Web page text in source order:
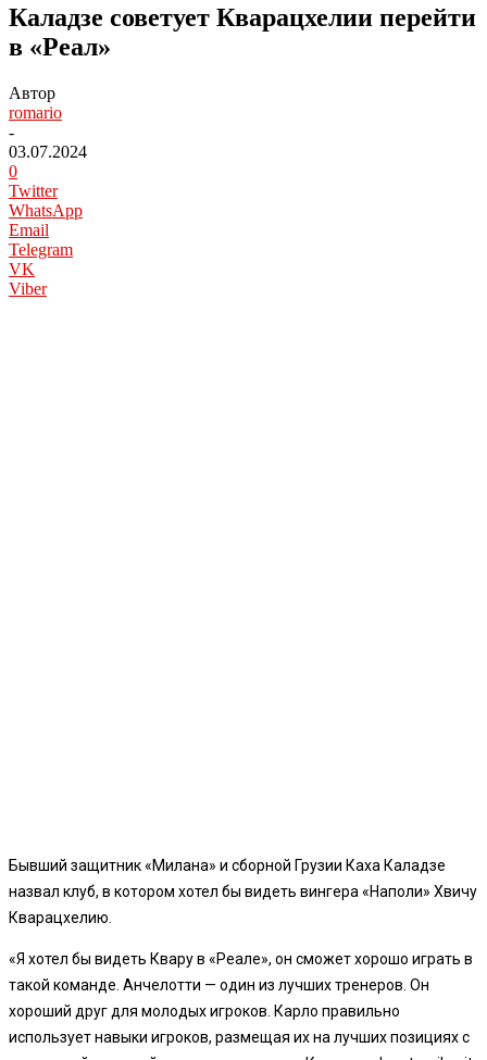
Каладзе советует Кварацхелии перейти
в «Реал»
Автор
romario
-
03.07.2024
0
Twitter
WhatsApp
Email
Telegram
VK
Viber
Бывший защитник «Милана» и сборной Грузии Каха Каладзе
назвал клуб, в котором хотел бы видеть вингера «Наполи» Хвичу
Кварацхелию.
«Я хотел бы видеть Квару в «Реале», он сможет хорошо играть в
такой команде. Анчелотти — один из лучших тренеров. Он
хороший друг для молодых игроков. Карло правильно
использует навыки игроков, размещая их на лучших позициях с